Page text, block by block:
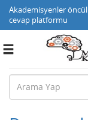
Akademisyenler
cevap platformu
Toggle